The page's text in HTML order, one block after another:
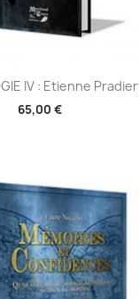
Aperçu rapide
IV : Etienne Pradier
65,00 €